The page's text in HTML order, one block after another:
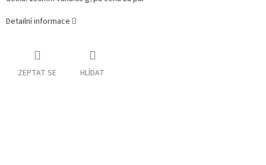
Detailní informace
ZEPTAT SE HLÍDAT